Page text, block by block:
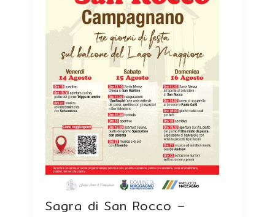
Sagra di San Rocco –